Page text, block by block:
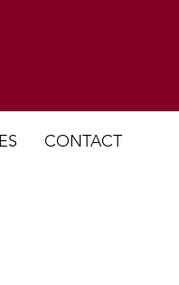
CONTACT